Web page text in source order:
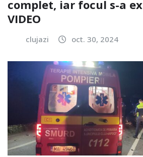
complet, iar focul s-a
VIDEO
clujazi oct. 30, 2024